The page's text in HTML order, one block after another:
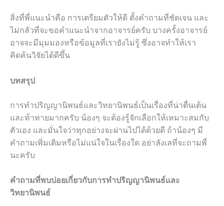
สิ่งที่พี่แนะนำคือ การเตรียมตัวให้ดี ตั้งคำถามที่ชัดเจน และ
ไม่กลัวที่จะขอคำแนะนำจากอาจารย์ครับ บางครั้งอาจารย์
อาจจะมีมุมมองหรือข้อมูลที่เรายังไม่รู้ ซึ่งอาจทำให้เรา
คิดค้นวิจัยได้ดีขึ้น
บทสรุป
การทำปริญญานิพนธ์และวิทยานิพนธ์เป็นเรื่องที่น่าตื่นเต้น
และท้าทายมากครับ น้องๆ จะต้องรู้จักเลือกให้เหมาะสมกับ
ตัวเอง และมั่นใจว่าทุกอย่างจะผ่านไปได้ด้วยดี ถ้าน้องๆ มี
คำถามเพิ่มเติมหรือไม่แน่ใจในเรื่องใด อย่าลังเลที่จะถามพี่
นะครับ
คำถามที่พบบ่อยเกี่ยวกับการทำปริญญานิพนธ์และ
วิทยานิพนธ์